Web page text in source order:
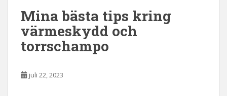
Mina bästa tips kring
värmeskydd och
torrschampo
juli 22, 2023